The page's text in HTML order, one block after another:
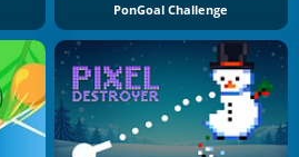
PonGoal Challenge